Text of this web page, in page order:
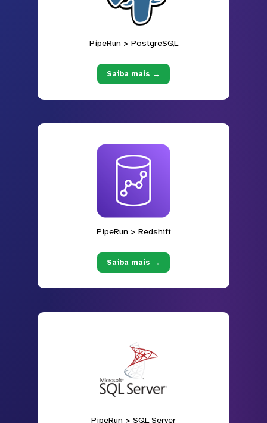
PipeRun > PostgreSQL
Saiba mais →
PipeRun > Redshift
Saiba mais →
PipeRun > SQL Server